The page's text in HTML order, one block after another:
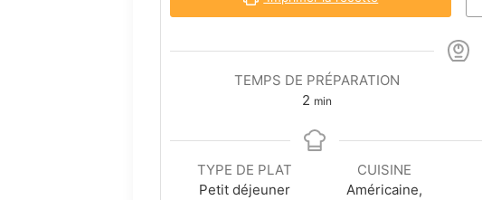
TEMPS DE PRÉPARATION
2minutes
min
TYPE DE PLAT
Petit déjeuner
CUISINE
Américaine,